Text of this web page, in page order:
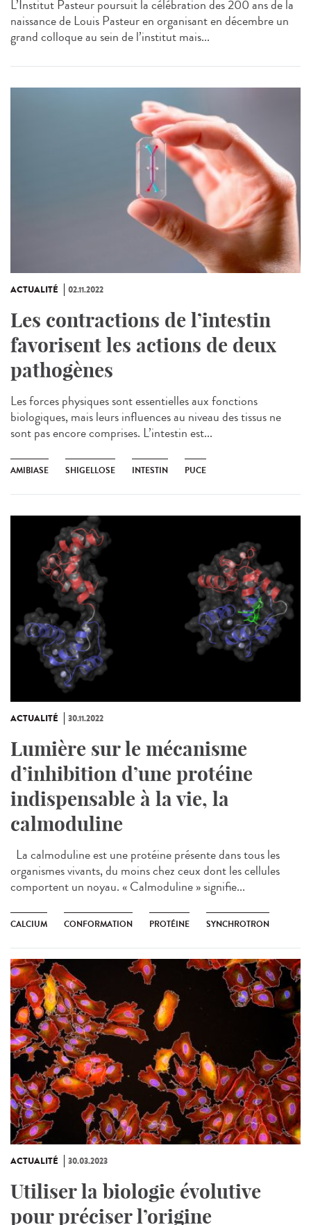
L’Institut Pasteur poursuit la célébration des 200 ans de la
naissance de Louis Pasteur en organisant en décembre un
grand colloque au sein de l’institut mais...
ACTUALITÉ 02.11.2022
Les contractions de l’intestin
favorisent les actions de deux
pathogènes
Les forces physiques sont essentielles aux fonctions
biologiques, mais leurs influences au niveau des tissus ne
sont pas encore comprises. L’intestin est...
AMIBIASE SHIGELLOSE INTESTIN PUCE
ACTUALITÉ 30.11.2022
Lumière sur le mécanisme
d’inhibition d’une protéine
indispensable à la vie, la
calmoduline
La calmoduline est une protéine présente dans tous les
organismes vivants, du moins chez ceux dont les cellules
comportent un noyau. « Calmoduline » signifie...
CALCIUM CONFORMATION PROTÉINE SYNCHROTRON
ACTUALITÉ 30.03.2023
Utiliser la biologie évolutive
pour préciser l’origine